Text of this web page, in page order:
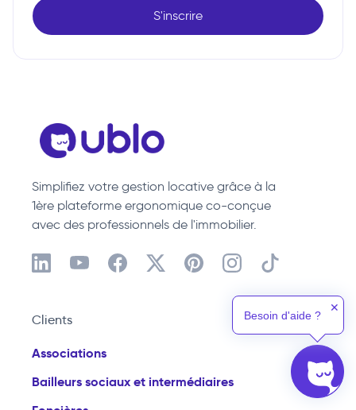
Simplifiez votre gestion locative grâce à la
1ère plateforme ergonomique co-conçue
avec des professionnels de l'immobilier.
Clients
Associations
Bailleurs sociaux et intermédiaires
Besoin d'aide ?
✕